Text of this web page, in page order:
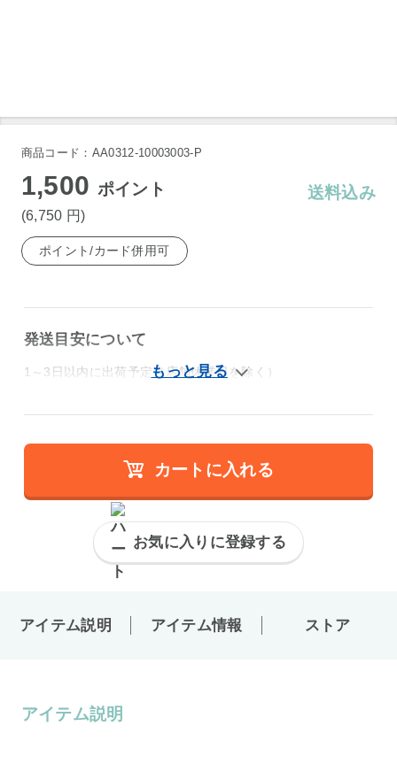
商品コード：AA0312-10003003-P
1,500 ポイント
(6,750 円)
送料込み
ポイント/カード併用可
発送目安について
1～3日以内に出荷予定（店舗休業日を除く）
カートに入れる
お気に入りに登録する
アイテム説明 アイテム情報 ストア
アイテム説明